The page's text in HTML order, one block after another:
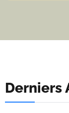
Derniers